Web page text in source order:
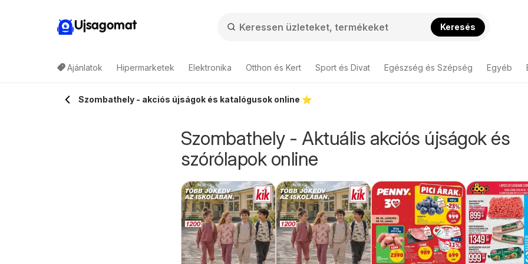
Ujsagomat Keresés
Ajánlatok Hipermarketek Elektronika Otthon és Kert Sport és Divat Egészség és Szépség Egyéb
Szombathely - akciós újságok és katalógusok online ⭐️
Szombathely - Aktuális akciós újságok és
szórólapok online